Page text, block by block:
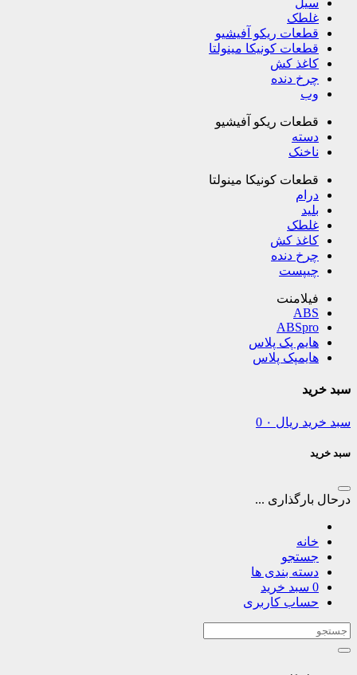
سیل
غلطک
قطعات ریکو آفیشیو
قطعات کونیکا مینولتا
کاغذ کش
چرخ دنده
وب
قطعات ریکو آفیشیو
دسته
ناخنک
قطعات کونیکا مینولتا
درام
بلید
غلطک
کاغذ کش
چرخ دنده
چیپست
فیلامنت
ABS
ABSpro
هایم پک پلاس
هایمپک پلاس
سبد خرید
سبد خرید ریال 0
سبد خرید
درحال بارگذاری ...
خانه
جستجو
دسته بندی ها
0 سبد خرید
حساب کاربری